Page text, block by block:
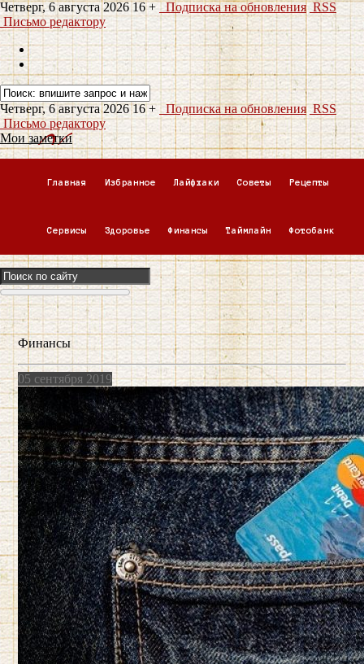
Четверг, 6 августа 2026 16 + Подписка на обновления RSS
Письмо редактору
Четверг, 6 августа 2026 16 + Подписка на обновления RSS
Письмо редактору
Мои заметки
Главная Избранное Лайфхаки Советы Рецепты
Сервисы Здоровье Финансы Таймлайн Фотобанк
Финансы
05 сентября 2019